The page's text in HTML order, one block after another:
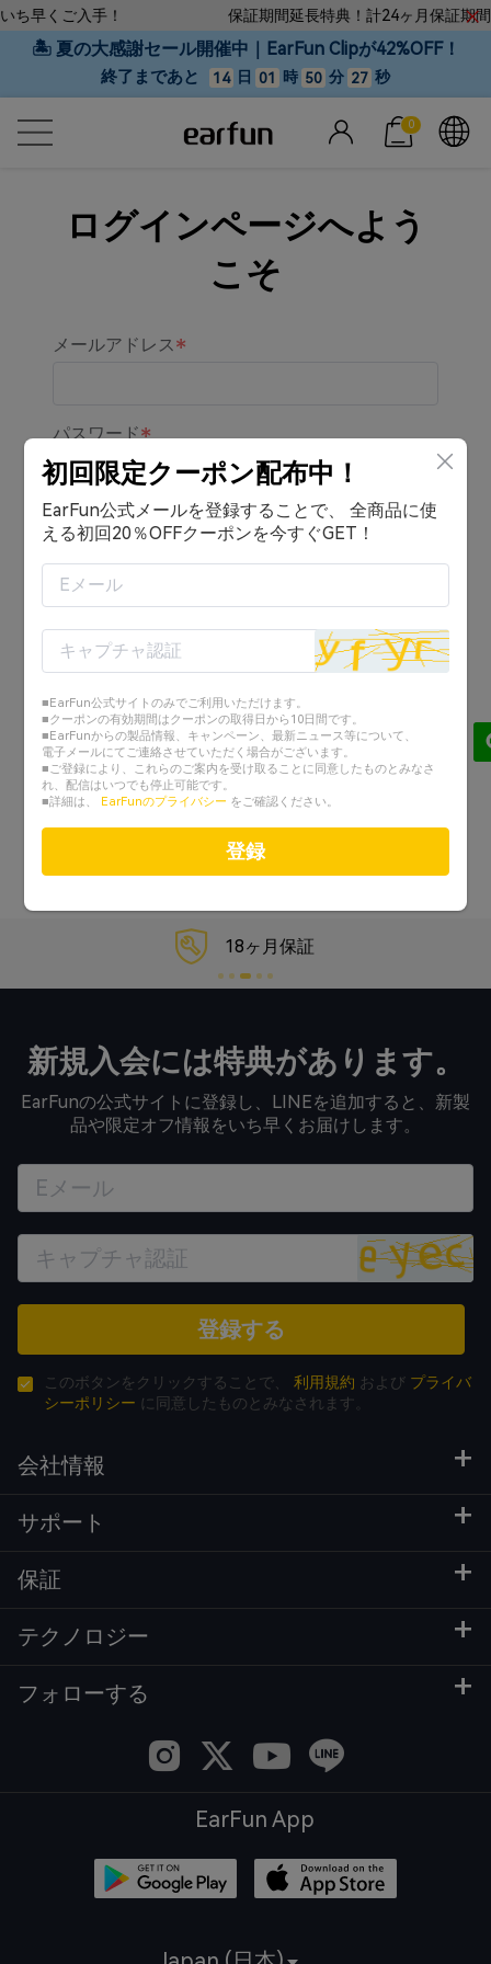
ち早くご入手！ 保証期間延長特典！計24ヶ月保証期間
🏝 夏の大感謝セール開催中｜EarFun Clipが42%OFF！
終了まであと 14 日 01 時 50 分 27 秒
0
ログインページへよう
こそ
メールアドレス
パスワード
ログイン状態を保持する
ログイン
または
アカウントを作成する
Googleでログイン
Facebookでログイン
18ヶ月保証
新規入会には特典があります。
EarFunの公式サイトに登録し、LINEを追加すると、新製
品や限定オフ情報をいち早くお届けします。
登録する
このボタンをクリックすることで、 利用規約 および プライバ
シーポリシー に同意したものとみなされます。
会社情報
サポート
保証
テクノロジー
フォローする
EarFun App
初回限定クーポン配布中！
EarFun公式メールを登録することで、 全商品に使
える初回20％OFFクーポンを今すぐGET！
■EarFun公式サイトのみでご利用いただけます。
■クーポンの有効期間はクーポンの取得日から10日間です。
■EarFunからの製品情報、キャンペーン、最新ニュース等について、
電子メールにてご連絡させていただく場合がございます。
■ご登録により、これらのご案内を受け取ることに同意したものとみなさ
れ、配信はいつでも停止可能です。
■詳細は、 EarFunのプライバシー をご確認ください。
登録